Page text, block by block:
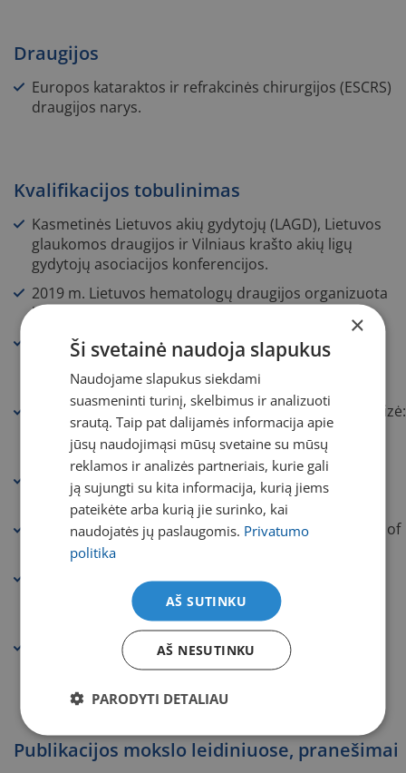
Draugijos
Europos kataraktos ir refrakcinės chirurgijos (ESCRS)
draugijos narys.
Kvalifikacijos tobulinimas
Kasmetinės Lietuvos akių gydytojų (LAGD), Lietuvos
glaukomos draugijos ir Vilniaus krašto akių ligų
gydytojų asociacijos konferencijos.
2019 m. Lietuvos hematologų draugijos organizuota
konferencija „Transplantacija“, Vilnius.
2021 m. LSMU konferencija „Racionalus antibiotikų
naudojimas, infekcinių komplikacijų ir uždegimo po
akių operacijų gydymas ir prevencija“.
2021 m. Akių ligų konferencija „Klinikinių atvejų analizė:
Pandoros skrynia, ar galimybės tobulėti?“,
Druskininkai.
2021 m. „Trumparegystės diagnostikos ir gydymo
aktualijos – kas pasikeitė pandemijos metais?“
2021 m. The 39th Congress of the European Society of
Cataract and Refractive Surgeons, Amsterdamas.
2022 m. „Update in Neuro Ophthalmology
international Joint Conference with BEST Vol. 8“,
2022 m. 4th European Meeting of Young
Ophthalmologists, Briuselis.
Publikacijos mokslo leidiniuose, pranešimai
×
Ši svetainė naudoja slapukus
Naudojame slapukus siekdami
suasmeninti turinį, skelbimus ir analizuoti
srautą. Taip pat dalijamės informacija apie
jūsų naudojimąsi mūsų svetaine su mūsų
reklamos ir analizės partneriais, kurie gali
ją sujungti su kita informacija, kurią jiems
pateikėte arba kurią jie surinko, kai
naudojatės jų paslaugomis. Privatumo
politika
AŠ SUTINKU
AŠ NESUTINKU
PARODYTI DETALIAU